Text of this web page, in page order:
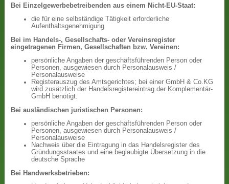
Bei Einzelgewerbebetreibenden aus einem Nicht-EU-Staat:
die für eine selbständige Tätigkeit erforderliche
Aufenthaltsgenehmigung
Bei im Handels-, Gesellschafts- oder Vereinsregister
eingetragenen Firmen, Gesellschaften bzw. Vereinen:
persönliche Angaben der geschäftsführenden Person oder
Personen, ausgewiesen durch Personalausweis /
Personalausweise
Registerauszug des Amtsgerichtes; bei einer GmbH & Co.KG
wird zusätzlich der Handelsregistereintrag der Komplementär-
GmbH benötigt.
Bei ausländischen juristischen Personen:
persönliche Angaben der geschäftsführenden Person oder
Personen, ausgewiesen durch Personalausweis /
Personalausweise
Nachweis über die Eintragung in das Handelsregister des
Gründungsstaates und eine beglaubigte Übersetzung in die
deutsche Sprache
Bei Handwerksbetrieben: